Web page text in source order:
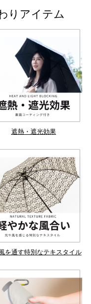
りアイテム
遮熱・遮光効果
を通す特別なテキスタイル